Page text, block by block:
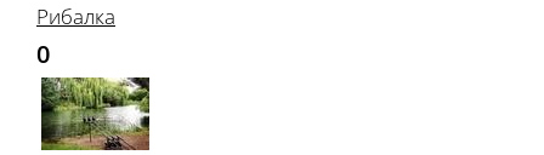
Рибалка
0